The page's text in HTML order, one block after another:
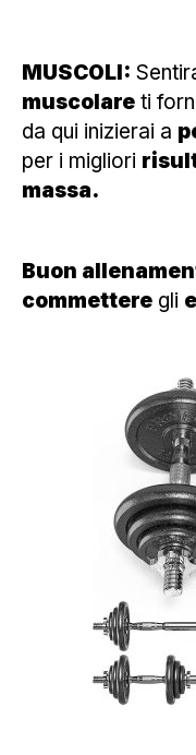
MUSCOLI:
muscolare ti
da qui inizierai a
per i migliori
massa.
Buon
commettere gli